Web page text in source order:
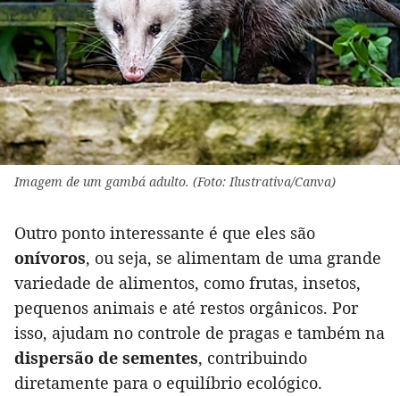
Imagem de um gambá adulto. (Foto: Ilustrativa/Canva)
Outro ponto interessante é que eles são
onívoros, ou seja, se alimentam de uma grande
variedade de alimentos, como frutas, insetos,
pequenos animais e até restos orgânicos. Por
isso, ajudam no controle de pragas e também na
dispersão de sementes, contribuindo
diretamente para o equilíbrio ecológico.